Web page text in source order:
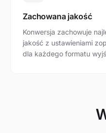
Zachowana jakość
Konwersja zachowuje
jakość z ustawieniami
dla każdego formatu